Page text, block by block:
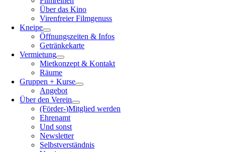
Über das Kino
Virenfreier Filmgenuss
Kneipe
Öffnungszeiten & Infos
Getränkekarte
Vermietung
Mietkonzept & Kontakt
Räume
Gruppen + Kurse
Angebot
Über den Verein
(Förder-)Mitglied werden
Ehrenamt
Und sonst
Newsletter
Selbstverständnis